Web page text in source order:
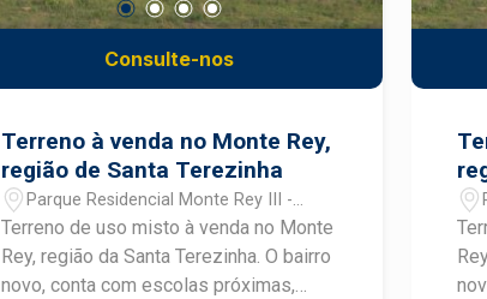
Consulte-nos
Terreno à venda no Monte Rey,
região de Santa Terezinha
Parque Residencial Monte Rey III -
Piracicaba/SP
Terreno de uso misto à venda no Monte
Rey, região da Santa Terezinha. O bairro
novo, conta com escolas próximas,